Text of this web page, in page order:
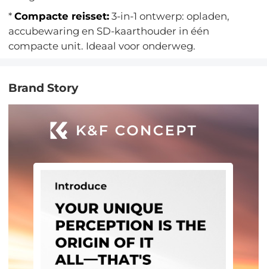
*Compacte reisset: 3-in-1 ontwerp: opladen,
accubewaring en SD-kaarthouder in één
compacte unit. Ideaal voor onderweg.
Brand Story